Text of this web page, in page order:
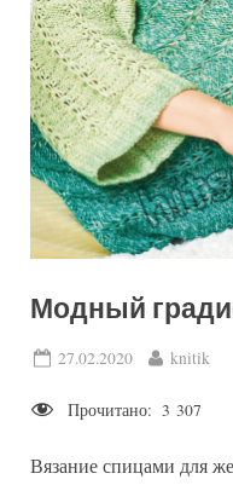
Модный
Posted
27.02.2020 By
knitik
Прочитано: 3 307
Вязание спицами для